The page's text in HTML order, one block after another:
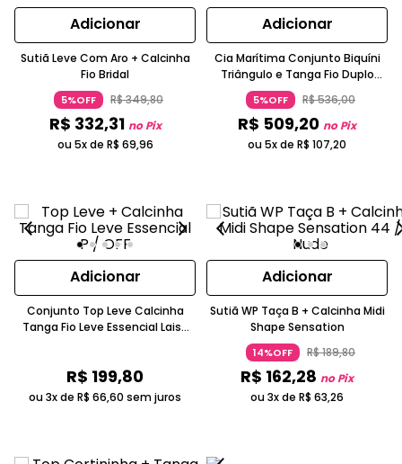
Adicionar
Sutiã Leve Com Aro + Calcinha
Fio Bridal
5%OFF R$349,80
R$ 332,31 no Pix
ou 5x de R$ 69,96
Adicionar
Cia Marítima Conjunto Biquíni
Triângulo e Tanga Fio Duplo
Oásis Off White
5%OFF R$536,00
R$ 509,20 no Pix
ou 5x de R$ 107,20
Adicionar
Conjunto Top Leve Calcinha
Tanga Fio Leve Essencial Laise
R$ 199,80
ou 3x de R$ 66,60 sem juros
Adicionar
Sutiã WP Taça B + Calcinha Midi
Shape Sensation
14%OFF R$189,80
R$ 162,28 no Pix
ou 3x de R$ 63,26